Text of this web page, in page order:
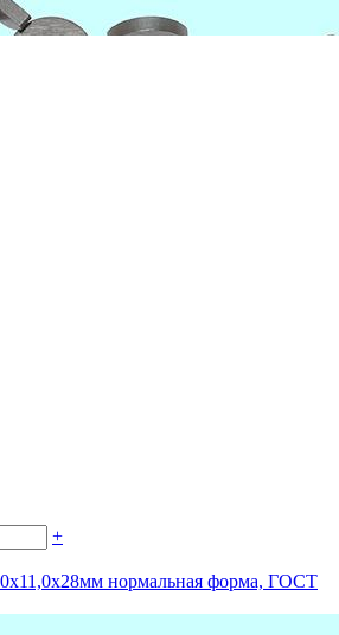
+
нормальная форма, ГОСТ